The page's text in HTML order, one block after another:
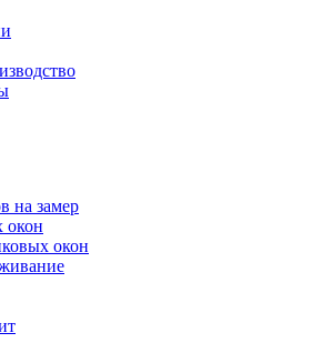
на замер
окон
окон